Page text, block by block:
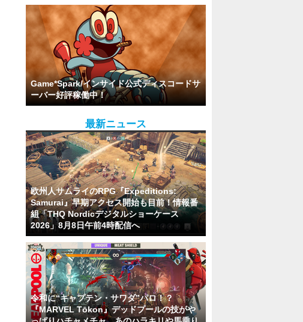
Game*Spark/インサイド公式ディスコードサ
ーバー好評稼働中！
最新ニュース
欧州人サムライのRPG『Expeditions:
Samurai』早期アクセス開始も目前！情報番
組「THQ Nordicデジタルショーケース
2026」8月8日午前4時配信へ
令和に“キャプテン・サワダ”パロ！？
『MARVEL Tōkon』デッドプールの技がや